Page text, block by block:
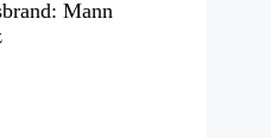
Mann